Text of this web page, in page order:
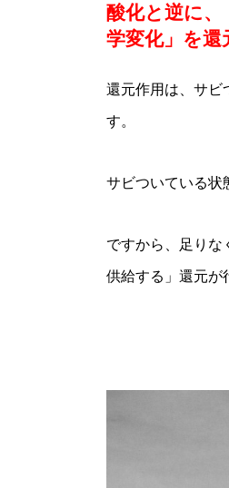
酸化と逆に、
学変化」を還
還元作用は、サビ
す。
サビついている状
ですから、足りな
供給する」還元が